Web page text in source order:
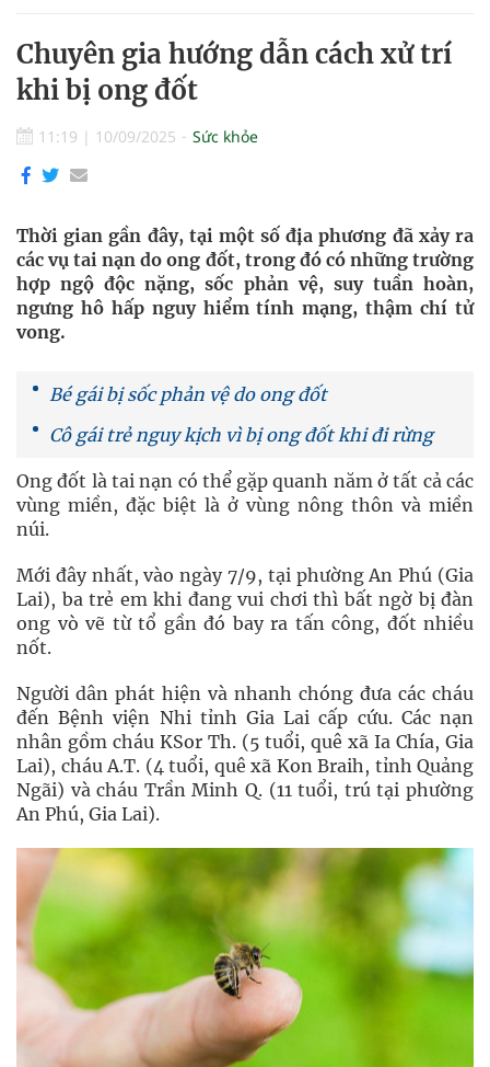
Chuyên gia hướng dẫn cách xử trí
khi bị ong đốt
11:19 | 10/09/2025 Sức khỏe
Thời gian gần đây, tại một số địa phương đã xảy ra
các vụ tai nạn do ong đốt, trong đó có những trường
hợp ngộ độc nặng, sốc phản vệ, suy tuần hoàn,
ngưng hô hấp nguy hiểm tính mạng, thậm chí tử
vong.
Bé gái bị sốc phản vệ do ong đốt
Cô gái trẻ nguy kịch vì bị ong đốt khi đi rừng
Ong đốt là tai nạn có thể gặp quanh năm ở tất cả các
vùng miền, đặc biệt là ở vùng nông thôn và miền
núi.
Mới đây nhất, vào ngày 7/9, tại phường An Phú (Gia
Lai), ba trẻ em khi đang vui chơi thì bất ngờ bị đàn
ong vò vẽ từ tổ gần đó bay ra tấn công, đốt nhiều
nốt.
Người dân phát hiện và nhanh chóng đưa các cháu
đến Bệnh viện Nhi tỉnh Gia Lai cấp cứu. Các nạn
nhân gồm cháu KSor Th. (5 tuổi, quê xã Ia Chía, Gia
Lai), cháu A.T. (4 tuổi, quê xã Kon Braih, tỉnh Quảng
Ngãi) và cháu Trần Minh Q. (11 tuổi, trú tại phường
An Phú, Gia Lai).